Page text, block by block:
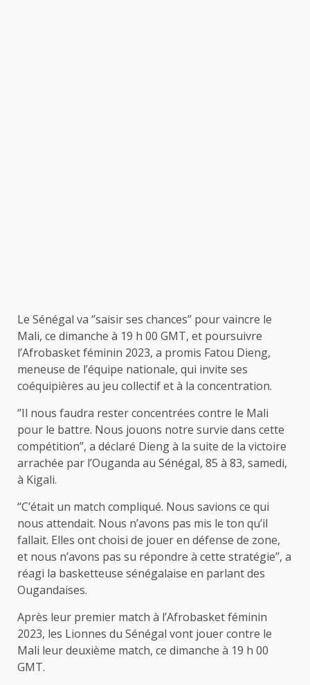
Le Sénégal va ‘’saisir ses chances’’ pour vaincre le
Mali, ce dimanche à 19 h 00 GMT, et poursuivre
l’Afrobasket féminin 2023, a promis Fatou Dieng,
meneuse de l’équipe nationale, qui invite ses
coéquipières au jeu collectif et à la concentration.
‘’Il nous faudra rester concentrées contre le Mali
pour le battre. Nous jouons notre survie dans cette
compétition’’, a déclaré Dieng à la suite de la victoire
arrachée par l’Ouganda au Sénégal, 85 à 83, samedi,
à Kigali.
‘’C’était un match compliqué. Nous savions ce qui
nous attendait. Nous n’avons pas mis le ton qu’il
fallait. Elles ont choisi de jouer en défense de zone,
et nous n’avons pas su répondre à cette stratégie’’, a
réagi la basketteuse sénégalaise en parlant des
Ougandaises.
Après leur premier match à l’Afrobasket féminin
2023, les Lionnes du Sénégal vont jouer contre le
Mali leur deuxième match, ce dimanche à 19 h 00
GMT.